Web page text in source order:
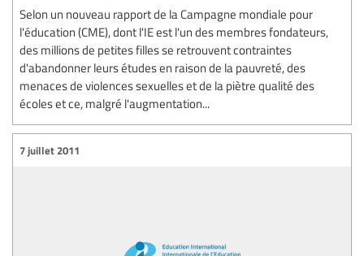
Selon un nouveau rapport de la Campagne mondiale pour
l'éducation (CME), dont l'IE est l'un des membres fondateurs,
des millions de petites filles se retrouvent contraintes
d'abandonner leurs études en raison de la pauvreté, des
menaces de violences sexuelles et de la piètre qualité des
écoles et ce, malgré l'augmentation...
7 juillet 2011